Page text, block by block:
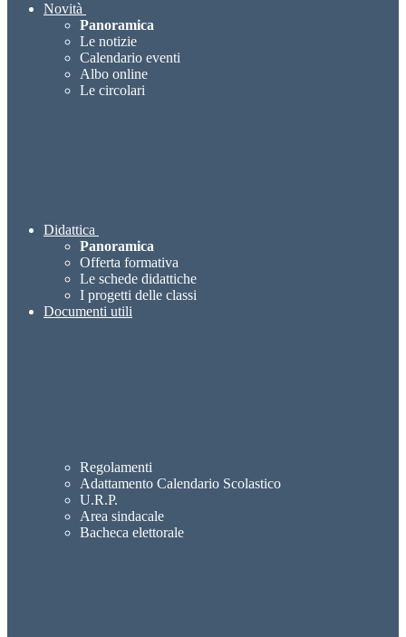
Novità
Panoramica
Le notizie
Calendario eventi
Albo online
Le circolari
Didattica
Panoramica
Offerta formativa
Le schede didattiche
I progetti delle classi
Documenti utili
Regolamenti
Adattamento Calendario Scolastico
U.R.P.
Area sindacale
Bacheca elettorale